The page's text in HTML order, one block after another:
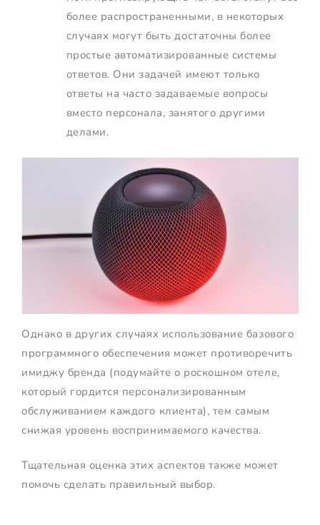
более распространенными, в некоторых
случаях могут быть достаточны более
простые автоматизированные системы
ответов. Они задачей имеют только
ответы на часто задаваемые вопросы
вместо персонала, занятого другими
делами.
Однако в других случаях использование базового
программного обеспечения может противоречить
имиджу бренда (подумайте о роскошном отеле,
который гордится персонализированным
обслуживанием каждого клиента), тем самым
снижая уровень воспринимаемого качества.
Тщательная оценка этих аспектов также может
помочь сделать правильный выбор.